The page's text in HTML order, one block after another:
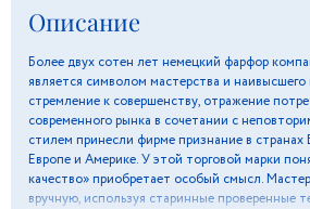
Описание
Более двух сотен лет немецкий фарфор
является символом мастерства и
стремление к совершенству, отражение
современного рынка в сочетании с
стилем принесли фирме признание в странах
Европе и Америке. У этой торговой марки
качество» приобретает особый смысл.
вручную, используя старинные проверенные